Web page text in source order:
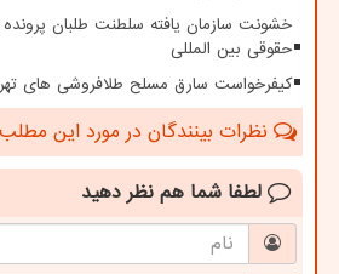
خشونت سازمان یافته سلطنت طلبان
حقوقی بین المللی
کیفرخواست سارق مسلح طلافروشی های
نظرات بینندگان در مورد این مطلب
لطفا شما هم نظر دهید